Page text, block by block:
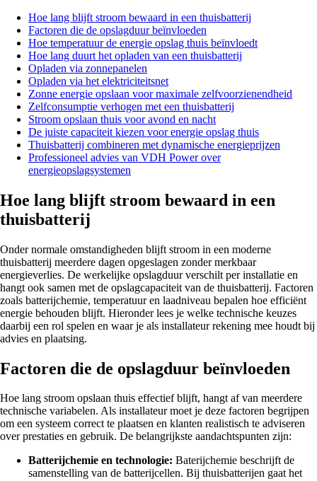
Hoe lang blijft stroom bewaard in een thuisbatterij
Factoren die de opslagduur beïnvloeden
Hoe temperatuur de energie opslag thuis beïnvloedt
Hoe lang duurt het opladen van een thuisbatterij
Opladen via zonnepanelen
Opladen via het elektriciteitsnet
Zonne energie opslaan voor maximale zelfvoorzienendheid
Zelfconsumptie verhogen met een thuisbatterij
Stroom opslaan thuis voor avond en nacht
De juiste capaciteit kiezen voor energie opslag thuis
Thuisbatterij combineren met dynamische energieprijzen
Professioneel advies van VDH Power over
energieopslagsystemen
Hoe lang blijft stroom bewaard in een
thuisbatterij
Onder normale omstandigheden blijft stroom in een moderne
thuisbatterij meerdere dagen opgeslagen zonder merkbaar
energieverlies. De werkelijke opslagduur verschilt per installatie en
hangt ook samen met de opslagcapaciteit van de thuisbatterij. Factoren
zoals batterijchemie, temperatuur en laadniveau bepalen hoe efficiënt
energie behouden blijft. Hieronder lees je welke technische keuzes
daarbij een rol spelen en waar je als installateur rekening mee houdt bij
advies en plaatsing.
Factoren die de opslagduur beïnvloeden
Hoe lang stroom opslaan thuis effectief blijft, hangt af van meerdere
technische variabelen. Als installateur moet je deze factoren begrijpen
om een systeem correct te plaatsen en klanten realistisch te adviseren
over prestaties en gebruik. De belangrijkste aandachtspunten zijn:
Batterijchemie en technologie: Baterijchemie beschrijft de
samenstelling van de batterijcellen. Bij thuisbatterijen gaat het